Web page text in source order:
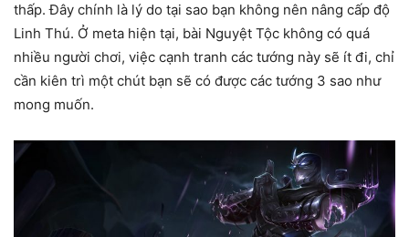
thấp. Đây chính là lý do tại sao bạn không nên nâng cấp độ
Linh Thú. Ở meta hiện tại, bài Nguyệt Tộc không có quá
nhiều người chơi, việc cạnh tranh các tướng này sẽ ít đi, chỉ
cần kiên trì một chút bạn sẽ có được các tướng 3 sao như
mong muốn.